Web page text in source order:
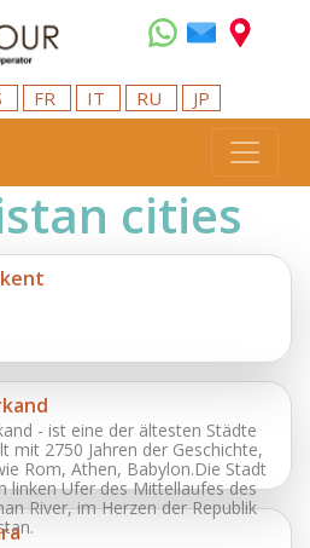
FR IT RU JP
cities
- ist eine der ältesten Städte
mit 2750 Jahren der Geschichte,
Rom, Athen, Babylon.Die Stadt
linken Ufer des Mittellaufes des
River, im Herzen der Republik